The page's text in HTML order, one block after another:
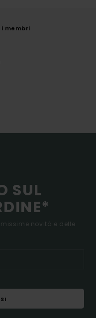
membri
SUL
novità e delle